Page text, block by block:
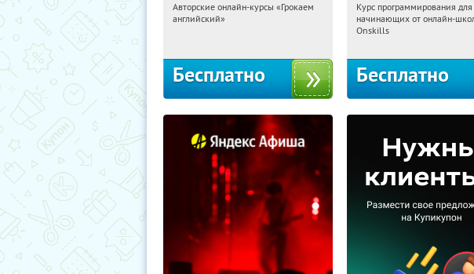
18:31:35 Получили:
Авторские онлайн-курсы «Грокаем
английский»
Бесплатно
18:31:35
Россия
Курс программирования для
начинающих от онлайн-
Onskills
Бесплатно